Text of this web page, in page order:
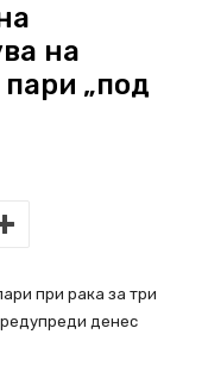
на
„под
при рака за три
денес